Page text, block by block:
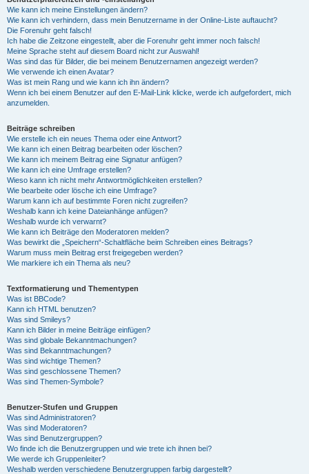
Wie kann ich meine Einstellungen ändern?
Wie kann ich verhindern, dass mein Benutzername in der Online-Liste auftaucht?
Die Forenuhr geht falsch!
Ich habe die Zeitzone eingestellt, aber die Forenuhr geht immer noch falsch!
Meine Sprache steht auf diesem Board nicht zur Auswahl!
Was sind das für Bilder, die bei meinem Benutzernamen angezeigt werden?
Wie verwende ich einen Avatar?
Was ist mein Rang und wie kann ich ihn ändern?
Wenn ich bei einem Benutzer auf den E-Mail-Link klicke, werde ich aufgefordert, mich
anzumelden.
Beiträge schreiben
Wie erstelle ich ein neues Thema oder eine Antwort?
Wie kann ich einen Beitrag bearbeiten oder löschen?
Wie kann ich meinem Beitrag eine Signatur anfügen?
Wie kann ich eine Umfrage erstellen?
Wieso kann ich nicht mehr Antwortmöglichkeiten erstellen?
Wie bearbeite oder lösche ich eine Umfrage?
Warum kann ich auf bestimmte Foren nicht zugreifen?
Weshalb kann ich keine Dateianhänge anfügen?
Weshalb wurde ich verwarnt?
Wie kann ich Beiträge den Moderatoren melden?
Was bewirkt die „Speichern“-Schaltfläche beim Schreiben eines Beitrags?
Warum muss mein Beitrag erst freigegeben werden?
Wie markiere ich ein Thema als neu?
Textformatierung und Thementypen
Was ist BBCode?
Kann ich HTML benutzen?
Was sind Smileys?
Kann ich Bilder in meine Beiträge einfügen?
Was sind globale Bekanntmachungen?
Was sind Bekanntmachungen?
Was sind wichtige Themen?
Was sind geschlossene Themen?
Was sind Themen-Symbole?
Benutzer-Stufen und Gruppen
Was sind Administratoren?
Was sind Moderatoren?
Was sind Benutzergruppen?
Wo finde ich die Benutzergruppen und wie trete ich ihnen bei?
Wie werde ich Gruppenleiter?
Weshalb werden verschiedene Benutzergruppen farbig dargestellt?